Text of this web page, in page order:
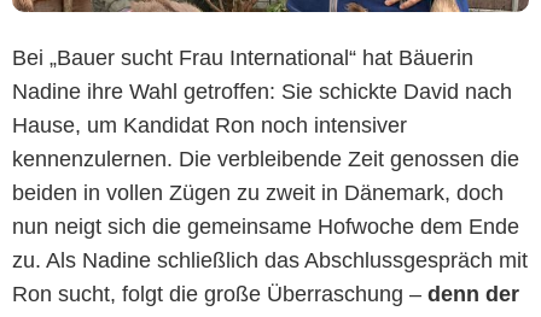
Bei „Bauer sucht Frau International“ hat Bäuerin
Nadine ihre Wahl getroffen: Sie schickte David nach
Hause, um Kandidat Ron noch intensiver
kennenzulernen. Die verbleibende Zeit genossen die
beiden in vollen Zügen zu zweit in Dänemark, doch
nun neigt sich die gemeinsame Hofwoche dem Ende
zu. Als Nadine schließlich das Abschlussgespräch mit
Ron sucht, folgt die große Überraschung – denn der